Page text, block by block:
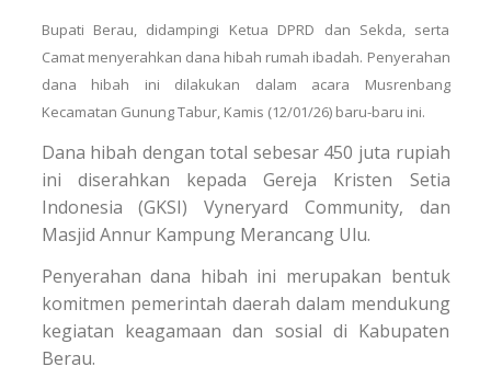
Bupati Berau, didampingi Ketua DPRD dan Sekda, serta
Camat menyerahkan dana hibah rumah ibadah. Penyerahan
dana hibah ini dilakukan dalam acara Musrenbang
Kecamatan Gunung Tabur, Kamis (12/01/26) baru-baru ini.
Dana hibah dengan total sebesar 450 juta rupiah
ini diserahkan kepada Gereja Kristen Setia
Indonesia (GKSI) Vyneryard Community, dan
Masjid Annur Kampung Merancang Ulu.
Penyerahan dana hibah ini merupakan bentuk
komitmen pemerintah daerah dalam mendukung
kegiatan keagamaan dan sosial di Kabupaten
Berau.